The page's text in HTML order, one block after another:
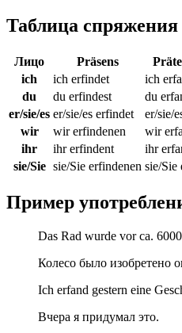
Таблица спряжения
Лицо Präsens
ich
ich erfindet
ich
du
du erfindest
du
er/sie/es er/sie/es erfindet
er/sie/
wir
wir erfindenen
wir
ihr
ihr erfindent
ihr
sie/Sie sie/Sie erfindenen sie/Sie
Пример
Das Rad wurde vor ca.
Колесо было изобретено
Ich erfand gestern eine
Вчера я придумал это.